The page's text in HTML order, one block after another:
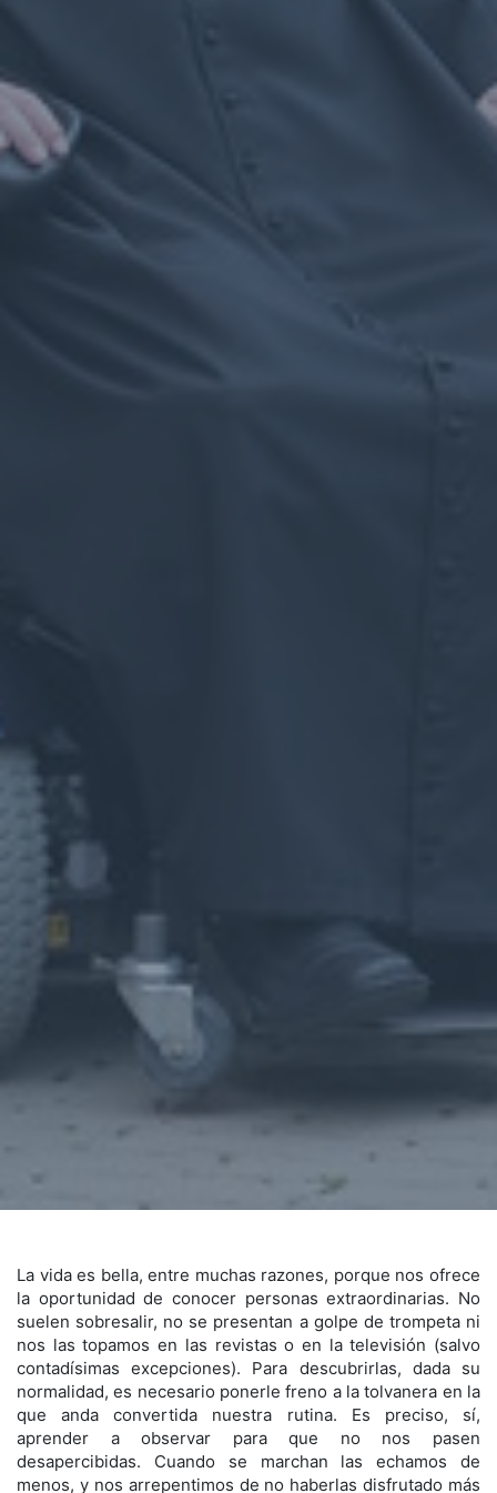
La vida es bella, entre muchas razones, porque nos ofrece
la oportunidad de conocer personas extraordinarias. No
suelen sobresalir, no se presentan a golpe de trompeta ni
nos las topamos en las revistas o en la televisión (salvo
contadísimas excepciones). Para descubrirlas, dada su
normalidad, es necesario ponerle freno a la tolvanera en la
que anda convertida nuestra rutina. Es preciso, sí,
aprender a observar para que no nos pasen
desapercibidas. Cuando se marchan las echamos de
menos, y nos arrepentimos de no haberlas disfrutado más